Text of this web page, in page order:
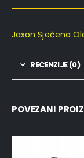
Jaxon Sječena
RECENZIJE (0)
POVEZANI